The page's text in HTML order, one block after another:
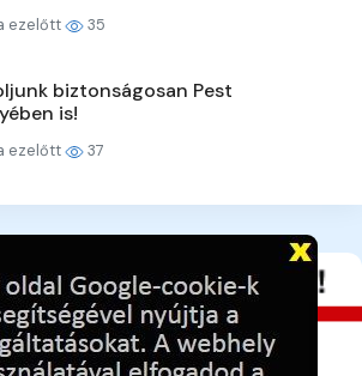
ezelőtt 35
biztonságosan Pest
is!
ezelőtt 37